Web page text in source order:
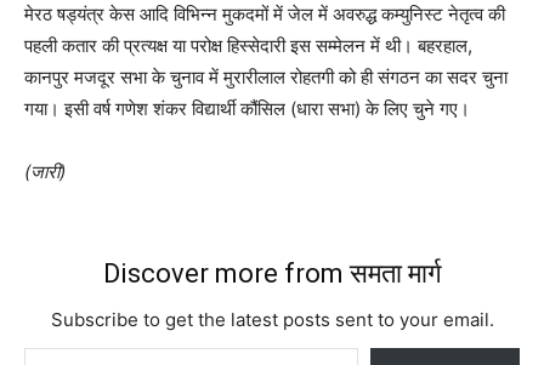
मेरठ षड्यंत्र केस आदि विभिन्न मुकदमों में जेल में अवरुद्ध कम्युनिस्ट नेतृत्व की
पहली कतार की प्रत्यक्ष या परोक्ष हिस्सेदारी इस सम्मेलन में थी। बहरहाल,
कानपुर मजदूर सभा के चुनाव में मुरारीलाल रोहतगी को ही संगठन का सदर चुना
गया। इसी वर्ष गणेश शंकर विद्यार्थी कौंसिल (धारा सभा) के लिए चुने गए।
(जारी)
Discover more from समता मार्ग
Subscribe to get the latest posts sent to your email.
Type your email…